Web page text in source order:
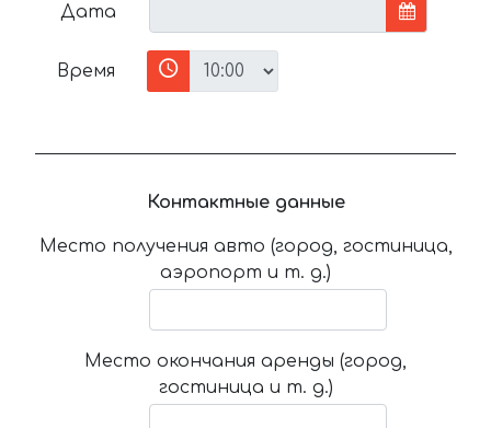
Дата
Время
Контактные данные
Место получения авто (город, гостиница,
аэропорт и т. д.)
Место окончания аренды (город,
гостиница и т. д.)